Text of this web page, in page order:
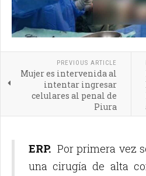
PREVIOUS ARTICLE
Mujer es intervenida al
intentar ingresar
celulares al penal de
Piura
ERP. Por primera vez
una cirugía de alta